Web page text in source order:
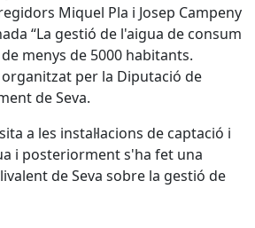
Miquel Pla i Josep Campeny
“La gestió de l'aigua de consum
menys de 5000 habitants.
organitzat per la Diputació de
de Seva.
a les instal·lacions de captació i
i posteriorment s'ha fet una
de Seva sobre la gestió de